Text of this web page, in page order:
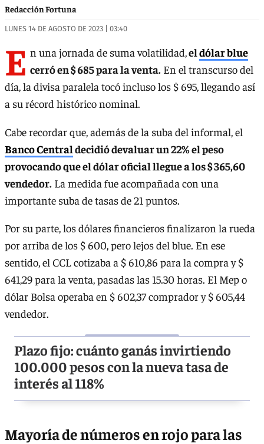
Redacción Fortuna
LUNES 14 DE AGOSTO DE 2023 | 03:40
E n una jornada de suma volatilidad,eldólar blue
cerró en $ 685 para la venta. En el transcurso del
día, la divisa paralela tocó incluso los $ 695, llegando así
a su récord histórico nominal.
Cabe recordar que, además de la suba del informal, el
Banco Centraldecidió devaluar un 22% el peso
provocando que el dólar oficial llegue a los $ 365,60
vendedor. La medida fue acompañada con una
importante suba de tasas de 21 puntos.
Por su parte, los dólares financieros finalizaron la rueda
por arriba de los $ 600, pero lejos del blue. En ese
sentido, el CCL cotizaba a $ 610,86 para la compra y $
641,29 para la venta, pasadas las 15.30 horas. El Mep o
dólar Bolsa operaba en $ 602,37 comprador y $ 605,44
vendedor.
Plazo fijo: cuánto ganás invirtiendo
100.000 pesos con la nueva tasa de
interés al 118%
Mayoría de números en rojo para las